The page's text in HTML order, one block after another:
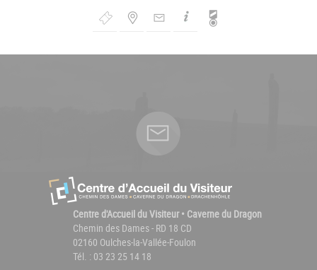
de
Centre d'Accueil du Visiteur • Caverne du Dragon
Chemin des Dames - RD 18 CD
02160 Oulches-la-Vallée-Foulon
Tél. : 03 23 25 14 18